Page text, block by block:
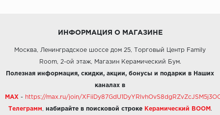
ИНФОРМАЦИЯ О МАГАЗИНЕ
Москва, Ленинградское шоссе дом 25, Торговый Центр Family
Room, 2-ой этаж, Магазин Керамический Бум.
Полезная информация, скидки, акции, бонусы и подарки в Наших
каналах в
MAX - https://max.ru/join/
Телеграмм набирайте в поисковой строке Керамический BOOM .